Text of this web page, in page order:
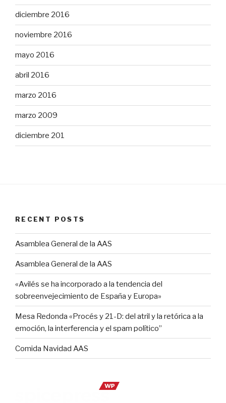
diciembre 2016
noviembre 2016
mayo 2016
abril 2016
marzo 2016
marzo 2009
diciembre 201
RECENT POSTS
Asamblea General de la AAS
Asamblea General de la AAS
«Avilés se ha incorporado a la tendencia del
sobreenvejecimiento de España y Europa»
Mesa Redonda «Procés y 21-D: del atril y la retórica a la
emoción, la interferencia y el spam político”
Comida Navidad AAS